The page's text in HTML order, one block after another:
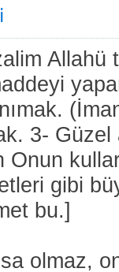
Allahü
3-
gibi
bu.]
olmaz,